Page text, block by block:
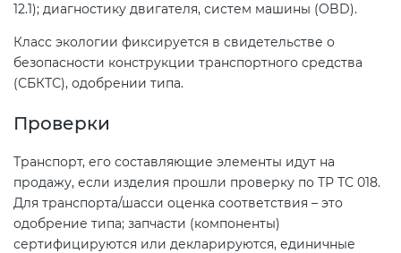
12.1); диагностику двигателя, систем машины (OBD).
Класс экологии фиксируется в свидетельстве о
безопасности конструкции транспортного средства
(СБКТС), одобрении типа.
Проверки
Транспорт, его составляющие элементы идут на
продажу, если изделия прошли проверку по ТР ТС 018.
Для транспорта/шасси оценка соответствия – это
одобрение типа; запчасти (компоненты)
сертифицируются или декларируются, единичные